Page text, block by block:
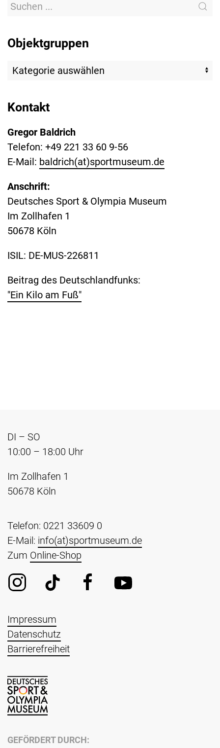
Objektgruppen
Kontakt
Gregor Baldrich
Telefon: +49 221 33 60 9-56
E-Mail: baldrich(at)sportmuseum.de
Anschrift:
Deutsches Sport & Olympia Museum
Im Zollhafen 1
50678 Köln
ISIL: DE-MUS-226811
Beitrag des Deutschlandfunks:
"Ein Kilo am Fuß"
DI – SO
10:00 – 18:00 Uhr
Im Zollhafen 1
50678 Köln
Telefon: 0221 33609 0
E-Mail: info(at)sportmuseum.de
Zum Online-Shop
Impressum
Datenschutz
Barrierefreiheit
GEFÖRDERT DURCH: